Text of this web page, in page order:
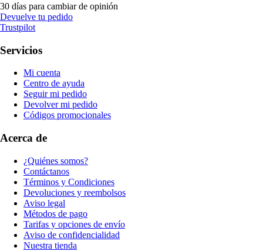
30 días para cambiar de opinión
Devuelve tu pedido
Trustpilot
Servicios
Mi cuenta
Centro de ayuda
Seguir mi pedido
Devolver mi pedido
Códigos promocionales
Acerca de
¿Quiénes somos?
Contáctanos
Términos y Condiciones
Devoluciones y reembolsos
Aviso legal
Métodos de pago
Tarifas y opciones de envío
Aviso de confidencialidad
Nuestra tienda